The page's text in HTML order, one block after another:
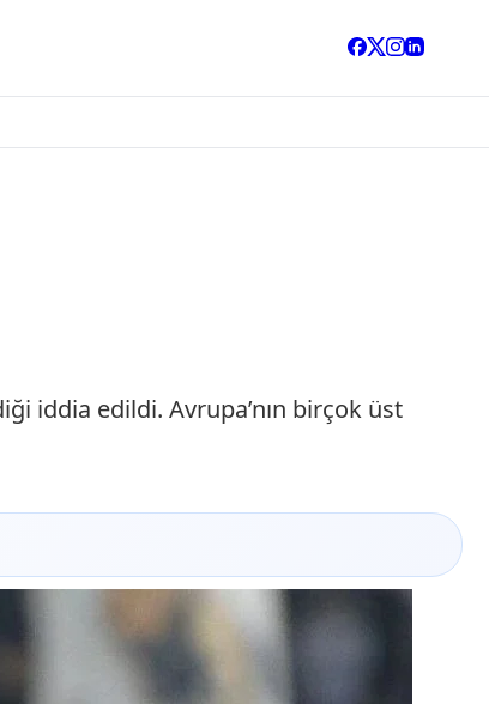
iddia edildi. Avrupa’nın birçok üst